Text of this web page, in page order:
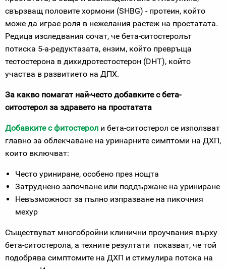
свързващ половите хормони (SHBG) - протеин, който
може да играе роля в нежелания растеж на простатата.
Редица изследвания сочат, че бета-ситостеролът
потиска 5-a-редуктазата, ензим, който превръща
тестостерона в дихидротестостерон (DHT), който
участва в развитието на ДПХ.
За какво помагат най-често добавките с бета-
ситостерол за здравето на простатата
Добавките с фитостерол и бета-ситостерол се използват
главно за облекчаване на уринарните симптоми на ДХП,
които включват:
Често уриниране, особено през нощта
Затруднено започване или поддържане на уриниране
Невъзможност за пълно изпразване на пикочния
мехур
Съществуват многобройни клинични проучвания върху
бета-ситостерола, а техните резултати показват, че той
подобрява симптомите на ДХП и стимулира потока на